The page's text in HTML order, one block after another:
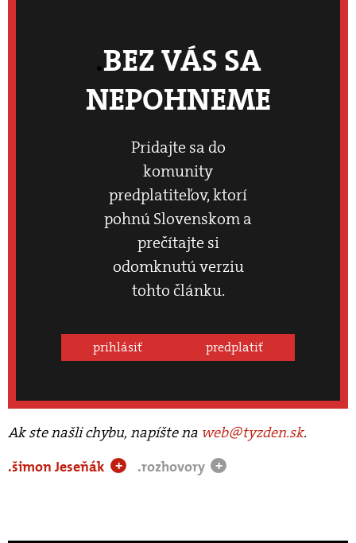
BEZ VÁS SA
NEPOHNEME
Pridajte sa do
komunity
predplatiteľov, ktorí
pohnú Slovenskom a
prečítajte si
odomknutú verziu
tohto článku.
prihlásiť predplatiť
Ak ste našli chybu, napíšte na web@tyzden.sk.
.šimon Jeseňák
+ .rozhovory +